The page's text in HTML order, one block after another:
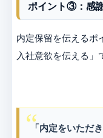
ポイント③：感
内定保留を伝えるポ
入社意欲を伝える」
「内定をいただ